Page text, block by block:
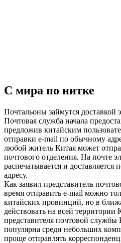
С мира по нитке
Почтальоны займутся
Почтовая служба начала
предложив китайским
отправки e-mail по обычному
любой житель Китая может
почтового отделения. На почте
распечатывается и
адресу.
Как заявил представитель
время отправить e-mail можно
китайских провинций, но в
действовать на всей
представителя почтовой службы
популярна среди небольших
проще отправлять